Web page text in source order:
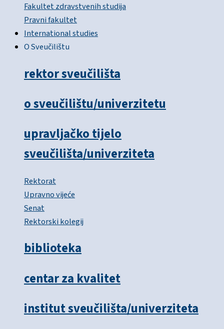
Fakultet zdravstvenih studija
Pravni fakultet
International studies
O Sveučilištu
rektor sveučilišta
o sveučilištu/univerzitetu
upravljačko tijelo
sveučilišta/univerziteta
Rektorat
Upravno vijeće
Senat
Rektorski kolegij
biblioteka
centar za kvalitet
institut sveučilišta/univerziteta